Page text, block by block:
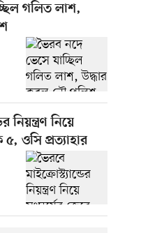
গলিত লাশ,
নিয়ন্ত্রণ নিয়ে
ওসি প্রত্যাহার